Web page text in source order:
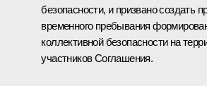
безопасности, и призвано создать
временного пребывания
коллективной безопасности на
участников Соглашения.